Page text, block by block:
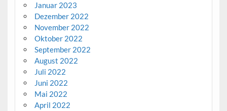
Januar 2023
Dezember 2022
November 2022
Oktober 2022
September 2022
August 2022
Juli 2022
Juni 2022
Mai 2022
April 2022